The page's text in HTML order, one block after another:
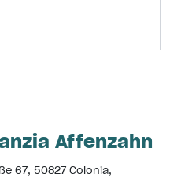
Affenzahn
67, 50827 Colonia,